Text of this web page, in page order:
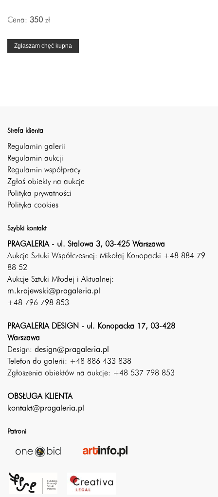
Cena: 350 zł
Zgłaszam chęć kupna
Strefa klienta
Regulamin galerii
Regulamin aukcji
Regulamin współpracy
Zgłoś obiekty na aukcje
Polityka prywatności
Polityka cookies
Szybki kontakt
PRAGALERIA - ul. Stalowa 3, 03-425 Warszawa
Aukcje Sztuki Współczesnej: Mikołaj Konopacki +48 884 79
88 52
Aukcje Sztuki Młodej i Aktualnej:
m.krajewski@pragaleria.pl
+48 796 798 853
PRAGALERIA DESIGN - ul. Konopacka 17, 03-428
Warszawa
Design: design@pragaleria.pl
Telefon do galerii: +48 886 433 838
Zgłoszenia obiektów na aukcje: +48 537 798 853
OBSŁUGA KLIENTA
kontakt@pragaleria.pl
Patroni